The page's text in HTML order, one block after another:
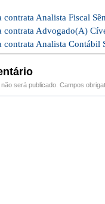
contrata Analista Fiscal
contrata Advogado(A)
contrata Analista Contábil
será publicado. Campos